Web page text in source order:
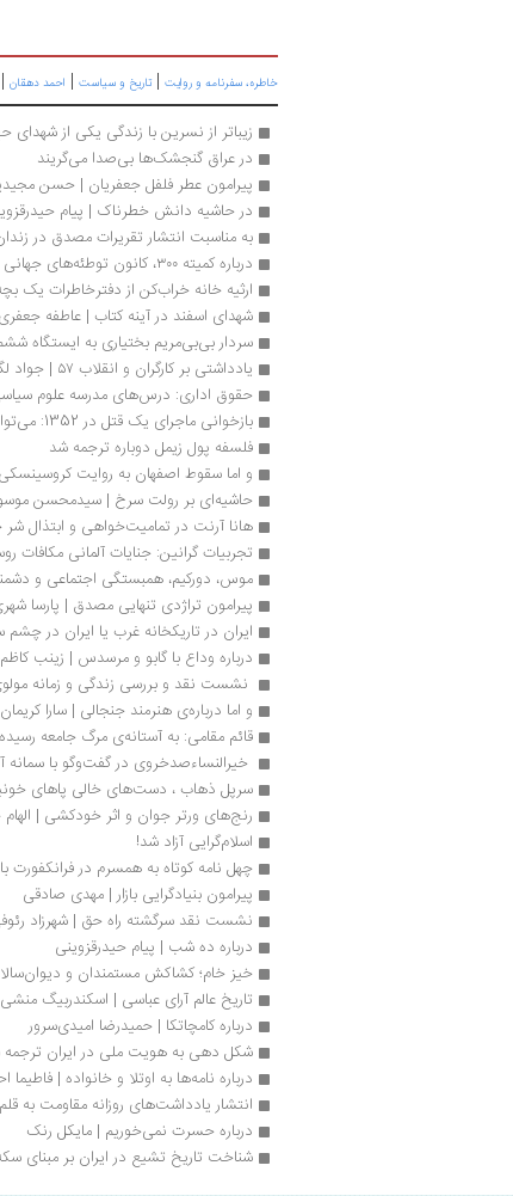
خاطره، سفرنامه‌ و روایت | تاریخ و سیاست | احمد دهقان |
زیباتر از نسرین با زندگی یکی از شهدای حج
در عراق گنجشک‌ها بی‌صدا می‌گریند
پیرامون عطر فلفل جعفریان | حسن
در حاشیه دانش خطرناک | پیام
به مناسبت انتشار تقریرات مصدق در
درباره کمیته ٣٠٠، کانون توطئه‌های جهانی
ارثیه خانه خراب‌کن از دفترخاطرات یک
شهدای اسفند در آینه کتاب | عاطفه جعفری
سردار بی‌بی‌مریم بختیاری به ایستگاه
یادداشتی بر کارگران و انقلاب ۵۷ | جواد لگزیان
حقوق اداری: درس‌های مدرسه علوم
بازخوانی ماجرای یک قتل در 1352: می‌توانی مرا بکشی!
فلسفه پول زیمل دوباره ترجمه شد
و اما س‍ق‍وط اص‍ف‍ه‍ان‌ ب‍ه‌ روای‍ت‌
حاشیه‌ای بر رولت سرخ | سیدمحسن
هانا آرنت در تمامیت‌خواهی و ابتذال
تجربیات گرانین: جنایات آلمانی مکافات
موس، دورکیم، همبستگی اجتماعی و
پیرامون تراژدی تنهایی مصدق | پارسا
ایران در تاریکخانه غرب یا ایران در
درباره وداع با گابو و مرسدس | زینب
نشست نقد و بررسی زندگی و زمانه
و اما درباره‌‌ی هنرمند جنجالی | سارا کریمان
قائم مقامی: به آستانه‌ی مرگ جامعه
خیرالنساءصدخروی در گفت‌وگو با
سرپل ذهاب ، دست‌های خالی پاهای
رنج‌های ورتر جوان و اثر خودکشی |
اسلام‌گرایی آزاد شد!
چهل نامه کوتاه به همسرم در فرانکفورت
پیرامون بنیادگرایی بازار | مهدی صادقی
نشست نقد سرگشته راه حق | شهرزاد
درباره ده شب | پیام حیدرقزوینی
خیز خام؛ کشاکش مستمندان و
تاریخ عالم آرای عباسی | اسکندربیگ منشی
درباره کامچاتکا | حمیدرضا امیدی‌سرور
شکل دهی به هویت ملی در ایران
درباره نامه‌ها به اوتلا و خانواده | فاطیما
انتشار یادداشت‌های روزانه مقاومت به
درباره حسرت نمی‌خوریم | مایکل رنک
شناخت تاریخ تشیع در ایران بر مبنای